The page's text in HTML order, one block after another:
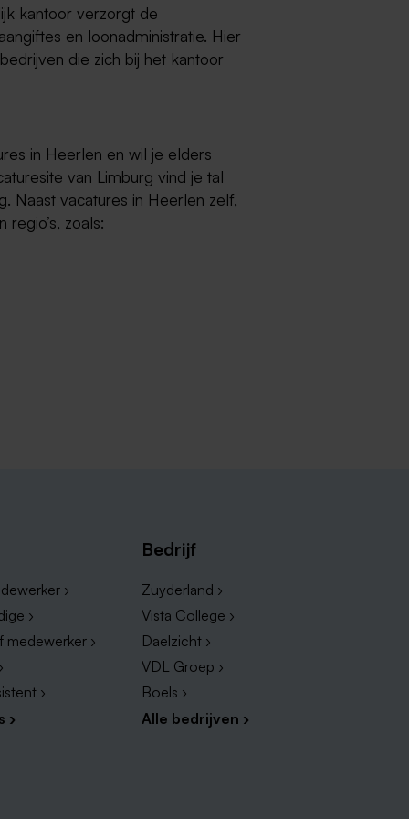
kantoor verzorgt de
en loonadministratie. Hier
die zich bij het kantoor
in Heerlen en wil je elders
van Limburg vind je tal
Naast vacatures in Heerlen zelf,
zoals:
›
›
medewerker ›
›
›
Bedrijf
Zuyderland ›
Vista College ›
Daelzicht ›
VDL Groep ›
Boels ›
Alle bedrijven ›